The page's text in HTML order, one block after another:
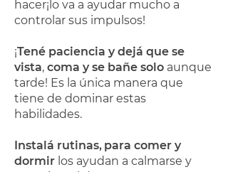
hacer¡lo va a ayudar mucho a
controlar sus impulsos!
¡Tené paciencia y dejá que se
vista, coma y se bañe solo aunque
tarde! Es la única manera que
tiene de dominar estas
habilidades.
Instalá rutinas, para comer y
dormir los ayudan a calmarse y